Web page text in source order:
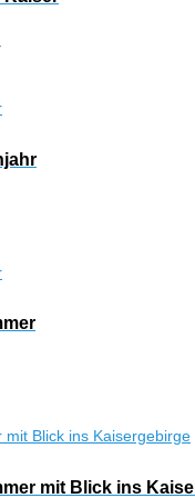
mit Blick ins